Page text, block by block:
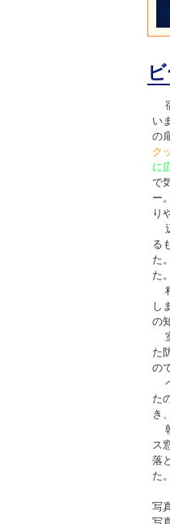
い
の
ク
に
で
ー
り
る
た
た。
し
の
た
の
た
き
ス
落
た
写